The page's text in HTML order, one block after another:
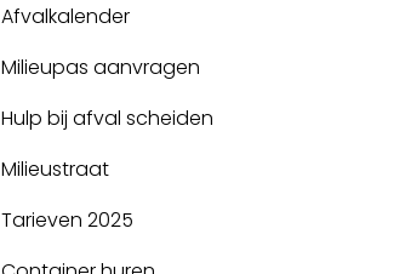
Afvalkalender
Milieupas aanvragen
Hulp bij afval scheiden
Milieustraat
Tarieven 2025